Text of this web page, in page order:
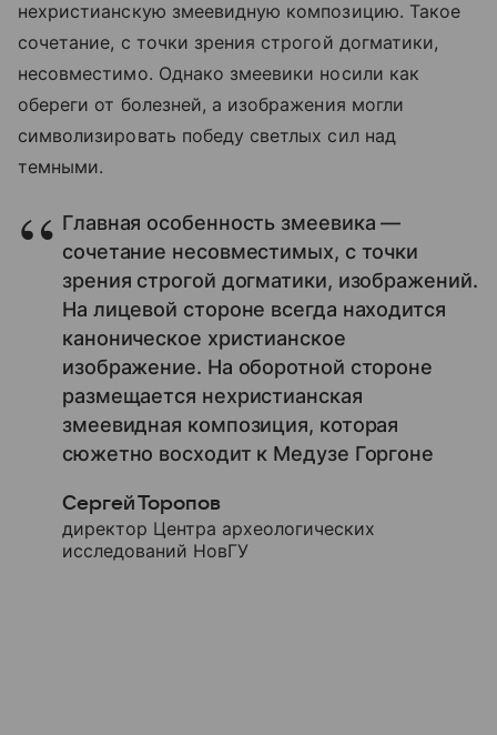
нехристианскую змеевидную композицию. Такое
сочетание, с точки зрения строгой догматики,
несовместимо. Однако змеевики носили как
обереги от болезней, а изображения могли
символизировать победу светлых сил над
темными.
Главная особенность змеевика —
сочетание несовместимых, с точки
зрения строгой догматики, изображений.
На лицевой стороне всегда находится
каноническое христианское
изображение. На оборотной стороне
размещается нехристианская
змеевидная композиция, которая
сюжетно восходит к Медузе Горгоне
Сергей Торопов
директор Центра археологических
исследований НовГУ